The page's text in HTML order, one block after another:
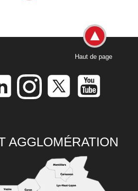
Haut de page
AGGLOMÉRATION